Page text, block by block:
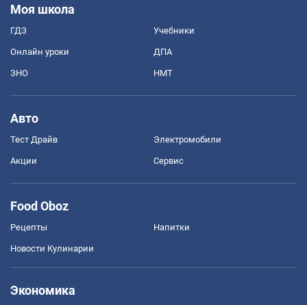
Моя школа
ГДЗ Учебники
Онлайн уроки ДПА
ЗНО НМТ
Авто
Тест Драйв Электромобили
Акции Сервис
Food Oboz
Рецепты Напитки
Новости Кулинарии
Экономика